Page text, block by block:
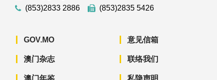
(853)2833 2886
(853)2835 5426
GOV.MO
澳门杂志
澳门年鉴
意见信箱
联络我们
私隐声明